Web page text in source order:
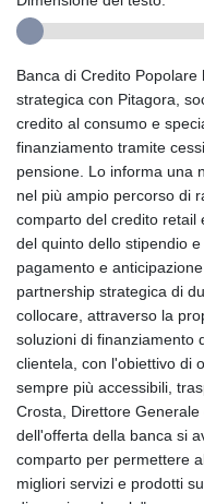
Banca di Credito
strategica con Pitagora,
credito al consumo e
finanziamento tramite
pensione. Lo informa una
nel più ampio percorso di
comparto del credito retail
del quinto dello stipendio
pagamento e
partnership strategica di
collocare, attraverso la
soluzioni di finanziamento
clientela, con l'obiettivo di
sempre più accessibili,
Crosta, Direttore
dell'offerta della banca si
comparto per permettere
migliori servizi e prodotti